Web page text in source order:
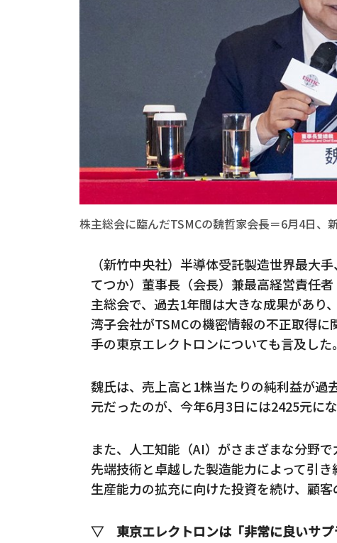
株主総会に臨んだTSMCの魏哲家会長＝6月4日、
（新竹中央社）半導体受託製造世界最大
てつか）董事長（会長）兼最高経営責任
主総会で、過去1年間は大きな成果があり
湾子会社がTSMCの機密情報の不正取得
手の東京エレクトロンについても言及した。
魏氏は、売上高と1株当たりの純利益が過
元だったのが、今年6月3日には2425元にな
また、人工知能（AI）がさまざまな分野
先端技術と卓越した製造能力によって引
生産能力の拡充に向けた投資を続け、顧客
▽ 東京エレクトロンは「非常に良いサプ